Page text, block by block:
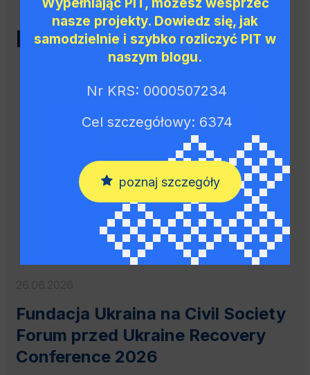
Najnowsze wpisy
Fundacja Ukraina na Civil Society
Forum przed Ukraine Recovery
Conference 2026
nasze projekty. Dowiedz się, jak
samodzielnie i szybko rozliczyć PIT w
naszym blogu.
Nr KRS: 0000507234
Cel szczegółowy: 6374
poznaj szczegóły